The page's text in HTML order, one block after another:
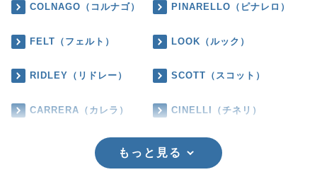
COLNAGO（コルナゴ） PINARELLO（ピナレロ）
FELT（フェルト） LOOK（ルック）
RIDLEY（リドレー） SCOTT（スコット）
CARRERA（カレラ） CINELLI（チネリ）
もっと見る